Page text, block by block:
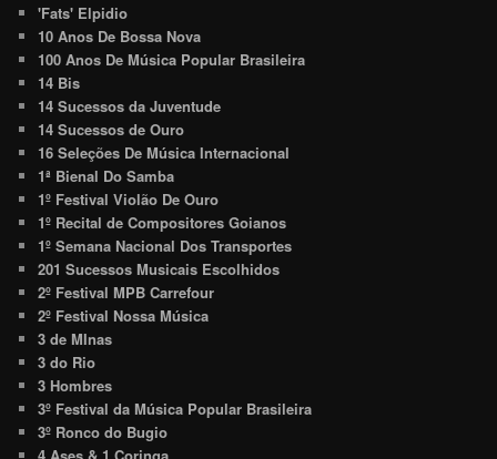
'Fats' Elpidio
10 Anos De Bossa Nova
100 Anos De Música Popular Brasileira
14 Bis
14 Sucessos da Juventude
14 Sucessos de Ouro
16 Seleções De Música Internacional
1ª Bienal Do Samba
1º Festival Violão De Ouro
1º Recital de Compositores Goianos
1º Semana Nacional Dos Transportes
201 Sucessos Musicais Escolhidos
2º Festival MPB Carrefour
2º Festival Nossa Música
3 de MInas
3 do Rio
3 Hombres
3º Festival da Música Popular Brasileira
3º Ronco do Bugio